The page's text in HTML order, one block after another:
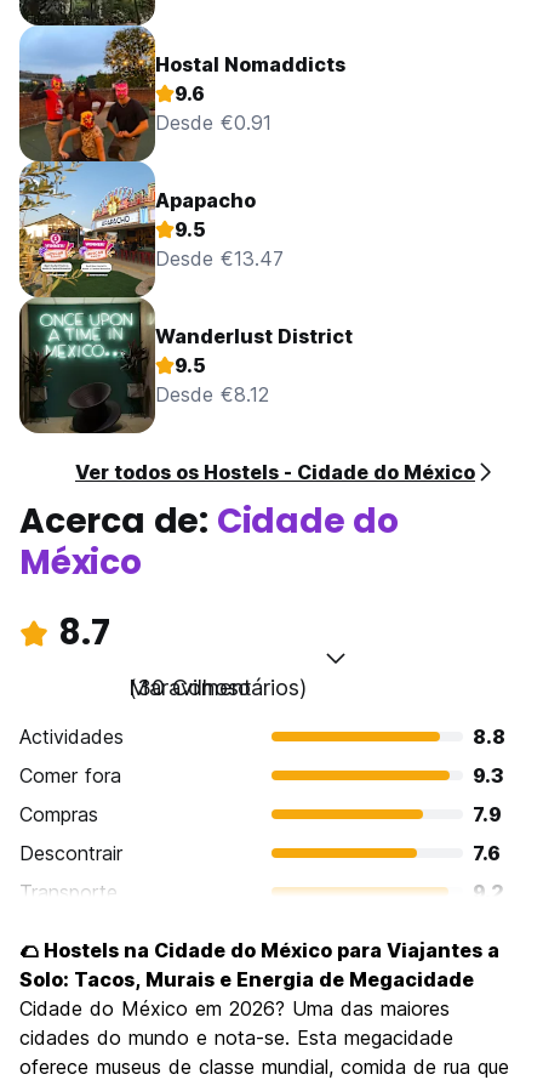
Hostal Nomaddicts
9.6
Desde €0.91
Apapacho
9.5
Desde €13.47
Wanderlust District
9.5
Desde €8.12
Ver todos os Hostels - Cidade do México
Acerca de: Cidade do
México
8.7
Maravilhoso
(30 Comentários)
Actividades
8.8
Comer fora
9.3
Compras
7.9
Descontrair
7.6
Transporte
9.2
Cultura
Festas / vida noturna
Custo-beneficio
🌮 Hostels na Cidade do México para Viajantes a
Solo: Tacos, Murais e Energia de Megacidade
Cidade do México em 2026? Uma das maiores
cidades do mundo e nota-se. Esta megacidade
oferece museus de classe mundial, comida de rua que